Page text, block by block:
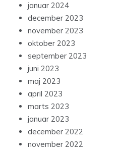
januar 2024
december 2023
november 2023
oktober 2023
september 2023
juni 2023
maj 2023
april 2023
marts 2023
januar 2023
december 2022
november 2022